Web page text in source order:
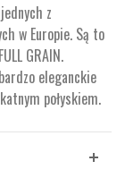
z
w Europie. Są to
GRAIN.
eleganckie
połyskiem.